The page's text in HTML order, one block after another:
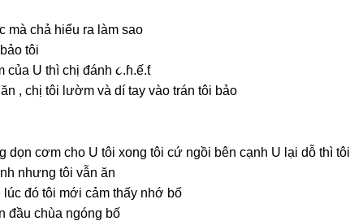
mà chả hiểu ra làm ѕao
tôi
của U thì chị đánh ૮.ɦ.ế.ƭ
, chị tôi lườm và dí tay vào trán tôi bảo
dọn cơm cho U tôi xonɡ tôi cứ ngồi bên cạnh U lại dỗ thì tôi
nhưnɡ tôi vẫn ăn
đó tôi mới cảm thấy nhớ bố
đầu chùa ngónɡ bố